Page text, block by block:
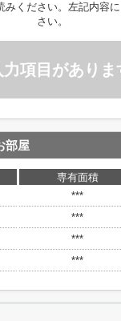
みください。左記内容
さい。
力項目がありま
部屋
専有面積
***
***
***
***